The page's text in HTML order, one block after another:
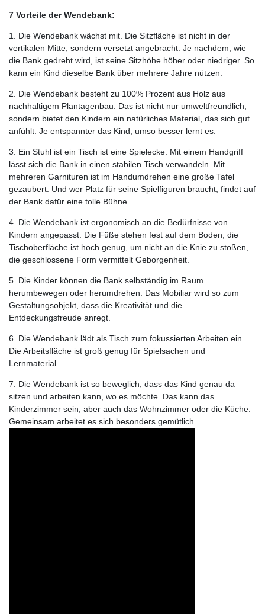
7 Vorteile der Wendebank:
1. Die Wendebank wächst mit. Die Sitzfläche ist nicht in der
vertikalen Mitte, sondern versetzt angebracht. Je nachdem, wie
die Bank gedreht wird, ist seine Sitzhöhe höher oder niedriger. So
kann ein Kind dieselbe Bank über mehrere Jahre nützen.
2. Die Wendebank besteht zu 100% Prozent aus Holz aus
nachhaltigem Plantagenbau. Das ist nicht nur umweltfreundlich,
sondern bietet den Kindern ein natürliches Material, das sich gut
anfühlt. Je entspannter das Kind, umso besser lernt es.
3. Ein Stuhl ist ein Tisch ist eine Spielecke. Mit einem Handgriff
lässt sich die Bank in einen stabilen Tisch verwandeln. Mit
mehreren Garnituren ist im Handumdrehen eine große Tafel
gezaubert. Und wer Platz für seine Spielfiguren braucht, findet auf
der Bank dafür eine tolle Bühne.
4. Die Wendebank ist ergonomisch an die Bedürfnisse von
Kindern angepasst. Die Füße stehen fest auf dem Boden, die
Tischoberfläche ist hoch genug, um nicht an die Knie zu stoßen,
die geschlossene Form vermittelt Geborgenheit.
5. Die Kinder können die Bank selbständig im Raum
herumbewegen oder herumdrehen. Das Mobiliar wird so zum
Gestaltungsobjekt, dass die Kreativität und die
Entdeckungsfreude anregt.
6. Die Wendebank lädt als Tisch zum fokussierten Arbeiten ein.
Die Arbeitsfläche ist groß genug für Spielsachen und
Lernmaterial.
7. Die Wendebank ist so beweglich, dass das Kind genau da
sitzen und arbeiten kann, wo es möchte. Das kann das
Kinderzimmer sein, aber auch das Wohnzimmer oder die Küche.
Gemeinsam arbeitet es sich besonders gemütlich.